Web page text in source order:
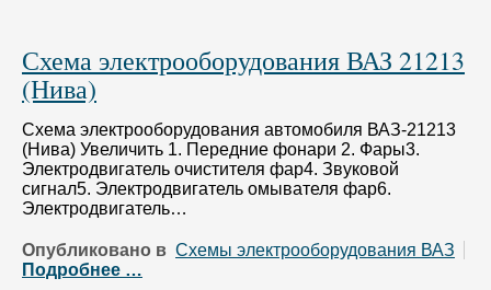
Схема электрооборудования ВАЗ 21213
(Нива)
Схема электрооборудования автомобиля ВАЗ-21213
(Нива) Увеличить 1. Передние фонари 2. Фары3.
Электродвигатель очистителя фар4. Звуковой
сигнал5. Электродвигатель омывателя фар6.
Электродвигатель…
Опубликовано в Схемы электрооборудования ВАЗ
Подробнее …